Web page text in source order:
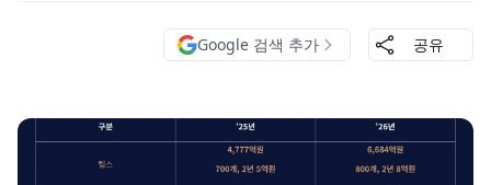
Google 검색 추가 공유